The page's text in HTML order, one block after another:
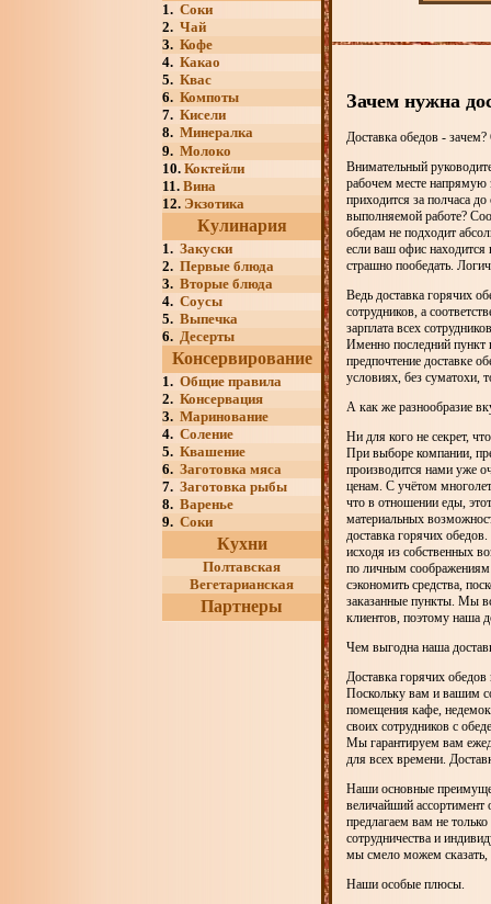
1. Соки
2. Чай
3. Кофе
4. Какао
5. Квас
6. Компоты
7. Кисели
8. Минералка
9. Молоко
10. Коктейли
11. Вина
12. Экзотика
Кулинария
1. Закуски
2. Первые блюда
3. Вторые блюда
4. Соусы
5. Выпечка
6. Десерты
Консервирование
1. Общие правила
2. Консервация
3. Маринование
4. Соление
5. Квашение
6. Заготовка мяса
7. Заготовка рыбы
8. Варенье
9. Соки
Кухни
Полтавская
Вегетарианская
Партнеры
Зачем нужна
Доставка обедов -
Внимательный
рабочем месте напрямую
приходится за полчаса
выполняемой работе?
обедам не подходит
если ваш офис находится
страшно пообедать.
Ведь доставка горячих
сотрудников, а
зарплата всех
Именно последний пункт
предпочтение доставке
условиях, без суматохи,
А как же разнообразие
Ни для кого не секрет,
При выборе компании,
производится нами уже
ценам. С учётом
что в отношении еды,
материальных
доставка горячих
исходя из собственных
по личным
сэкономить средства,
заказанные пункты. Мы
клиентов, поэтому наша
Чем выгодна наша
Доставка горячих
Поскольку вам и вашим
помещения кафе,
своих сотрудников с
Мы гарантируем вам
для всех времени.
Наши основные
величайший
предлагаем вам не
сотрудничества и
мы смело можем сказать,
Наши особые плюсы.